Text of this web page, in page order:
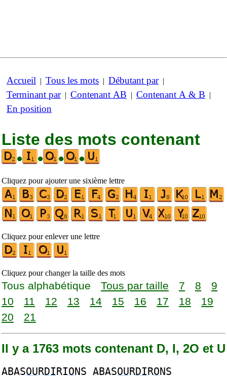
Accueil | Tous les mots | Débutant par|
Terminant par| Contenant AB | Contenant A & B |
En position
Liste des mots contenant
•
• • •
Cliquez pour ajouter une sixième lettre
Cliquez pour enlever une lettre
Cliquez pour changer la taille des mots
Tous alphabétique Tous par taille 7 8
9
10
11 12 13 14 15 16 17 18
19
20
21
Il y a 1763 mots contenant D, I, 2O et U
ABASOURDIRIONS ABASOURDIRONS